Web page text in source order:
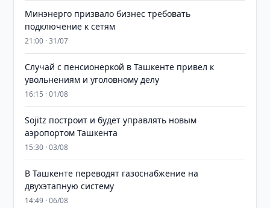
Минэнерго призвало бизнес требовать
подключение к сетям
21:00 · 31/07
Случай с пенсионеркой в Ташкенте привел к
увольнениям и уголовному делу
16:15 · 01/08
Sojitz построит и будет управлять новым
аэропортом Ташкента
15:30 · 03/08
В Ташкенте переводят газоснабжение на
двухэтапную систему
14:49 · 06/08